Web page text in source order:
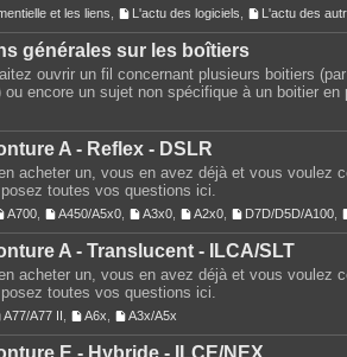
et les liens L'actu des logiciels L'actu des
générales sur les boîtiers
ouvrir un fil concernant plusieurs boitiers
ou encore un sujet non spécifique à un boitier en
A - Reflex - DSLR
acheter un, vous en avez déjà et vous voulez
toutes vos questions ici.
A700 A450/A5x0 A3x0 A2x0 D7D/D5D/A100
A - Translucent - ILCA/SLT
acheter un, vous en avez déjà et vous voulez
toutes vos questions ici.
A77/A77 II A6x A3x/A5x
E - Hybride - ILCE/NEX